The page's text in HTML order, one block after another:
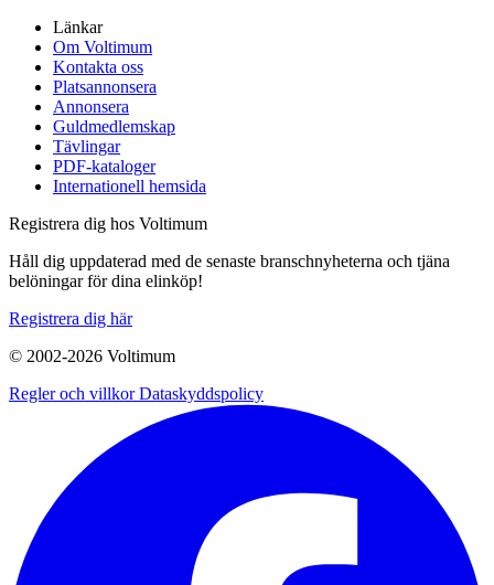
Länkar
Om Voltimum
Kontakta oss
Platsannonsera
Annonsera
Guldmedlemskap
Tävlingar
PDF-kataloger
Internationell hemsida
Registrera dig hos Voltimum
Håll dig uppdaterad med de senaste branschnyheterna och tjäna
belöningar för dina elinköp!
Registrera dig här
© 2002-2026 Voltimum
Regler och villkorDataskyddspolicy